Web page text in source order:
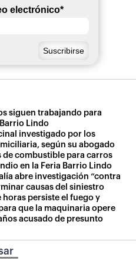
electrónico*
siguen trabajando para
Lindo
investigado por los
según su abogado
combustible para carros
en la Feria Barrio Lindo
abre investigación “contra
causas del siniestro
horas persiste el fuego y
que la maquinaria opere
acusado de presunto